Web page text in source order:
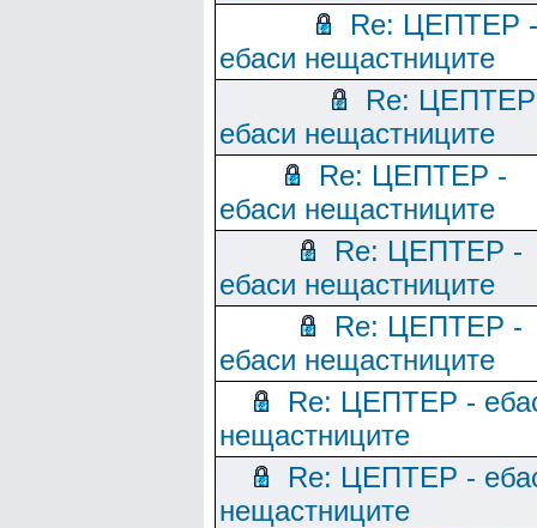
Re: ЦЕПТЕР -
ебаси нещастниците
Re:
ебаси нещастниците
Re: ЦЕПТЕР -
ебаси нещастниците
Re: ЦЕПТЕР -
ебаси нещастниците
Re: ЦЕПТЕР -
ебаси нещастниците
Re: ЦЕПТЕР -
нещастниците
Re: ЦЕПТЕР -
нещастниците